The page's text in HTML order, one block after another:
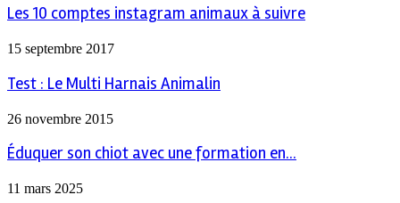
Les 10 comptes instagram animaux à suivre
15 septembre 2017
Test : Le Multi Harnais Animalin
26 novembre 2015
Éduquer son chiot avec une formation en...
11 mars 2025